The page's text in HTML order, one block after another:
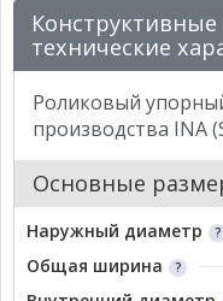
технические
Роликовый
производства INA
Основные
Наружный диаметр
Общая ширина